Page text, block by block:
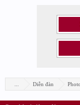
Diễn đàn